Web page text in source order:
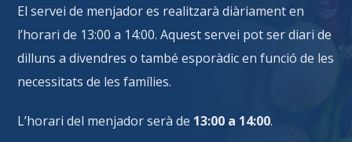
El servei de menjador es realitzarà diàriament en
l’horari de 13:00 a 14:00. Aquest servei pot ser diari de
dilluns a divendres o també esporàdic en funció de les
necessitats de les famílies.
L’horari del menjador serà de 13:00 a 14:00.